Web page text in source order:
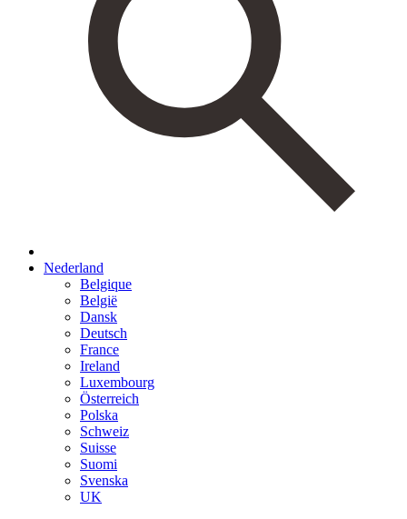
Nederland
Belgique
België
Dansk
Deutsch
France
Ireland
Luxembourg
Österreich
Polska
Schweiz
Suisse
Suomi
Svenska
UK